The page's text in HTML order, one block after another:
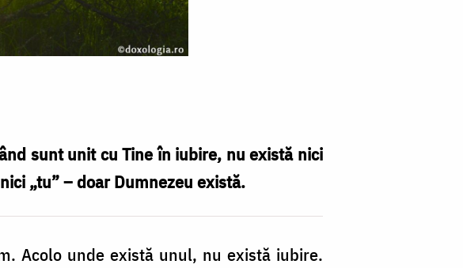
sunt unit cu Tine în iubire, nu există nici
„tu” – doar Dumnezeu există.
Acolo unde există unul, nu există iubire.